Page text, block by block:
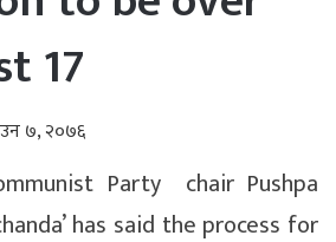
17
७, २०७६
Party chair Pushpa
has said the process for